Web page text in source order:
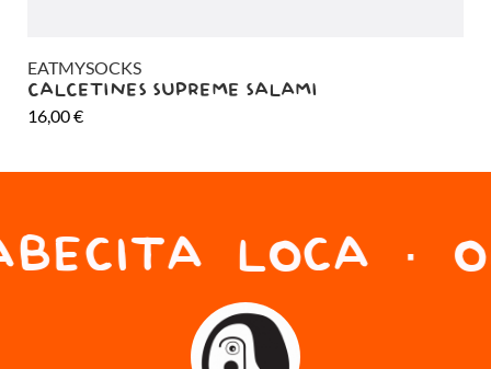
EATMYSOCKS
CALCETINES SUPREME SALAMI
16,00€
LOCA ·